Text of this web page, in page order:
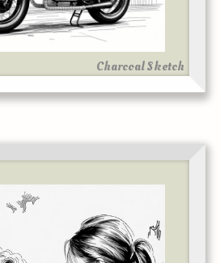
Charcoal Sketch